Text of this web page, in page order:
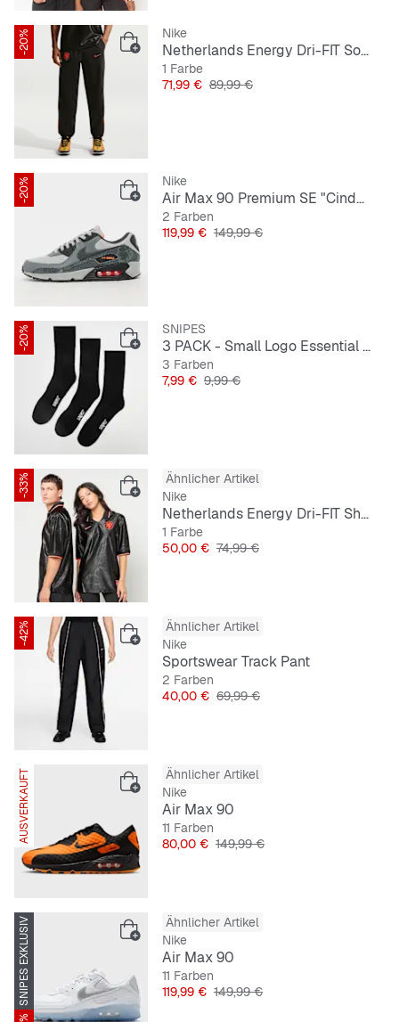
-20% Nike
Netherlands Energy Dri-FIT Soccer Woven Pants
1 Farbe
Preis
71,99 € Originalpreis
89,99 €
-20% Nike
Air Max 90 Premium SE "Cinder Cone"
2 Farben
Preis
119,99 € Originalpreis
149,99 €
-20% SNIPES
3 PACK - Small Logo Essential Crew Socks
3 Farben
Preis
7,99 € Originalpreis
9,99 €
-33%
Ähnlicher Artikel
Nike
Netherlands Energy Dri-FIT Short-Sleeve Soccer Top
1 Farbe
Preis
50,00 € Originalpreis
74,99 €
-42%
Ähnlicher Artikel
Nike
Sportswear Track Pant
2 Farben
Preis
40,00 € Originalpreis
69,99 €
AUSVERKAUFT
Ähnlicher Artikel
Nike
Air Max 90
11 Farben
Preis
80,00 € Originalpreis
149,99 €
SNIPES EXKLUSIV
Ähnlicher Artikel
Nike
Air Max 90
11 Farben
Preis
119,99 € Originalpreis
149,99 €